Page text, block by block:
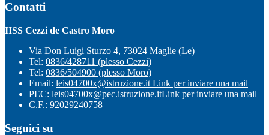
Contatti
IISS Cezzi de Castro Moro
Via Don Luigi Sturzo 4, 73024 Maglie (Le)
Tel: 0836/428711 (plesso Cezzi)
Tel: 0836/504900 (plesso Moro)
Email: leis04700x@istruzione.it Link per inviare una mail
PEC: leis04700x@pec.istruzione.itLink per inviare una mail
C.F.: 92029240758
Seguici su